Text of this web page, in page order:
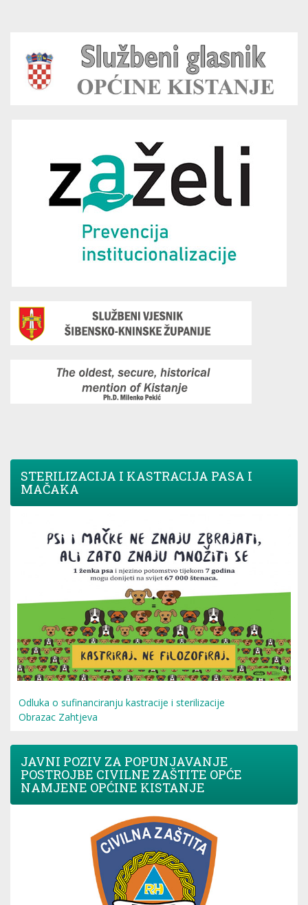
STERILIZACIJA I KASTRACIJA PASA I
MAČAKA
Odluka o sufinanciranju kastracije i sterilizacije
Obrazac Zahtjeva
JAVNI POZIV ZA POPUNJAVANJE
POSTROJBE CIVILNE ZAŠTITE OPĆE
NAMJENE OPĆINE KISTANJE